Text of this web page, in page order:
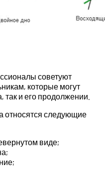
советуют
которые могут
так и его продолжении.
относятся следующие
виде;